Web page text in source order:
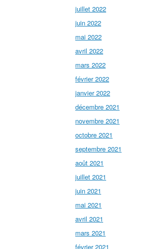
juillet 2022
juin 2022
mai 2022
avril 2022
mars 2022
février 2022
janvier 2022
décembre 2021
novembre 2021
octobre 2021
septembre 2021
août 2021
juillet 2021
juin 2021
mai 2021
avril 2021
mars 2021
février 2021